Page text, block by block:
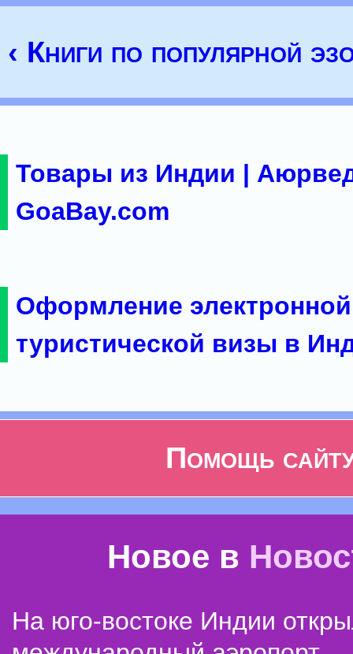
‹ Книги по популярной
Товары из Индии |
GoaBay.com
Оформление электронной
туристической визы в
Помощь
Новое в
На юго-востоке Индии